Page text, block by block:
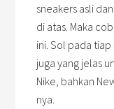
sneakers asli
di atas. Maka
ini. Sol pada
juga yang jelas
Nike, bahkan
nya.